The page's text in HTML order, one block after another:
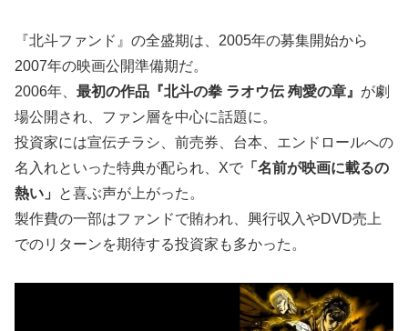
『北斗ファンド』の全盛期は、2005年の募集開始から
2007年の映画公開準備期だ。
2006年、 最初の作品『北斗の拳 ラオウ伝 殉愛の章』 が劇
場公開され、ファン層を中心に話題に。
投資家には宣伝チラシ、前売券、台本、エンドロールへの
名入れといった特典が配られ、Xで 「名前が映画に載るの
熱い」
と喜ぶ声が上がった。
製作費の一部はファンドで賄われ、興行収入やDVD売上
でのリターンを期待する投資家も多かった。